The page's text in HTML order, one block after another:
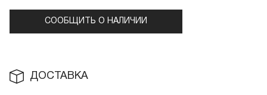
СООБЩИТЬ О НАЛИЧИИ
ДОСТАВКА